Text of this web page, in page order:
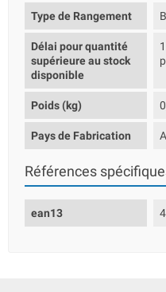
Type de Rangement
Délai pour quantité
supérieure au stock
disponible
Poids (kg)
Pays de Fabrication
Références
ean13